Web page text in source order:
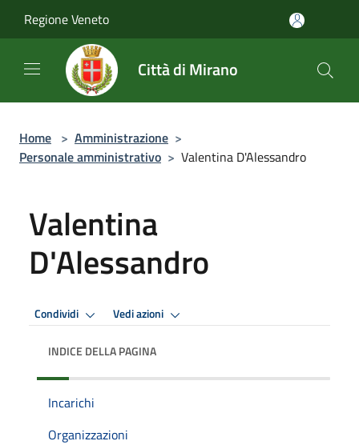
Regione Veneto
Città di Mirano
Home > Amministrazione >
Personale amministrativo > Valentina D'Alessandro
Valentina
D'Alessandro
Condividi Vedi azioni
INDICE DELLA PAGINA
Incarichi
Organizzazioni